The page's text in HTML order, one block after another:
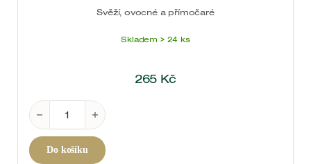
Svěží, ovocné a přímočaré
Skladem > 24 ks
265 Kč
Prosecco DOC Brut 0,75 l množství
Do košíku